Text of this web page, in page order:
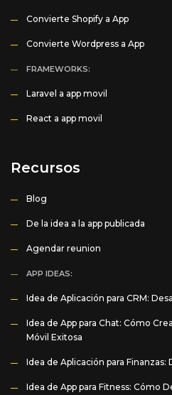
Convierte Shopify a App
Convierte Wordpress a App
FRAMEWORKS:
Laravel a app movil
React a app movil
Recursos
Blog
De la idea a la app publicada
Agendar reunion
APP IDEAS:
Idea de Aplicación para CRM:
Idea de App para Chat: Cómo
Móvil Exitosa
Idea de Aplicación para Finanzas:
Idea de App para Fitness: Cómo